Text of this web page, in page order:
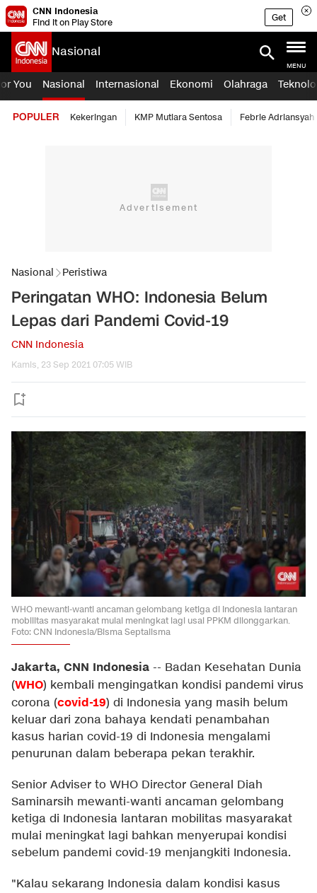
CNN Indonesia
Find it on Play Store
Get
Nasional
MENU
You Nasional Internasional Ekonomi Olahraga
POPULER Kekeringan KMP Mutiara Sentosa Febrie Adriansyah
Nasional Peristiwa
Peringatan WHO: Indonesia Belum
Lepas dari Pandemi Covid-19
CNN Indonesia
Kamis, 23 Sep 2021 07:05 WIB
WHO mewanti-wanti ancaman gelombang ketiga di Indonesia lantaran
mobilitas masyarakat mulai meningkat lagi usai PPKM dilonggarkan.
Foto: CNN Indonesia/Bisma Septalisma
Jakarta, CNN Indonesia -- Badan Kesehatan Dunia
(WHO) kembali mengingatkan kondisi pandemi virus
corona (covid-19) di Indonesia yang masih belum
keluar dari zona bahaya kendati penambahan
kasus harian covid-19 di Indonesia mengalami
penurunan dalam beberapa pekan terakhir.
Senior Adviser to WHO Director General Diah
Saminarsih mewanti-wanti ancaman gelombang
ketiga di Indonesia lantaran mobilitas masyarakat
mulai meningkat lagi bahkan menyerupai kondisi
sebelum pandemi covid-19 menjangkiti Indonesia.
"Kalau sekarang Indonesia dalam kondisi kasus